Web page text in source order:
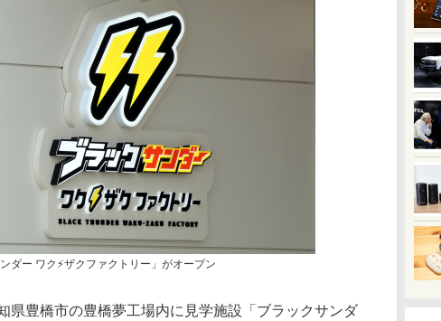
ダー ワク⚡ザクファクトリー」がオープン
豊橋市の豊橋夢工場内に見学施設「ブラックサンダ